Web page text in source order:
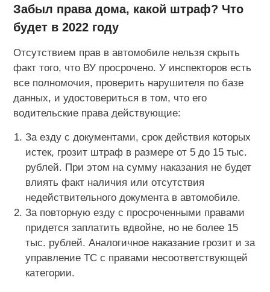
Забыл права дома, какой штраф? Что
будет в 2022 году
Отсутствием прав в автомобиле нельзя скрыть
факт того, что ВУ просрочено. У инспекторов есть
все полномочия, проверить нарушителя по базе
данных, и удостовериться в том, что его
водительские права действующие:
За езду с документами, срок действия которых
истек, грозит штраф в размере от 5 до 15 тыс.
рублей. При этом на сумму наказания не будет
влиять факт наличия или отсутствия
недействительного документа в автомобиле.
За повторную езду с просроченными правами
придется заплатить вдвойне, но не более 15
тыс. рублей. Аналогичное наказание грозит и за
управление ТС с правами несоответствующей
категории.